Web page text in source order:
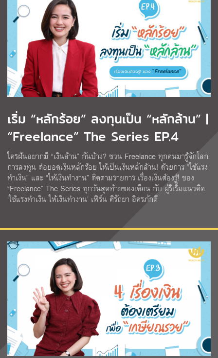
เริ่ม “หลักร้อย” ลงทุนเป็น “หลักล้าน” |
“Freelance” The Series EP.4
ใครฝันอยากมี “เงินล้าน” กันบ้าง? ชวน Freelance ทุกคนมารู้จักโลก
การลงทุน ต่อยอดเงินหลักร้อย ให้เป็นเงินหลักล้าน! ด้วยการ “ใช้แรง
ทําเงิน” และ “ให้เงินทํางาน” ติดตามรายการ เรื่องเงินต้องรู้! ของ
“Freelance” The Series ทุกวันสุดท้ายของเดือน กับ ผู้ริเริ่มแนวคิด
‘ใช้แรงทําเงิน ให้เงินทํางาน’ เฟิร์น ศิรัถยา อิศรภักดี